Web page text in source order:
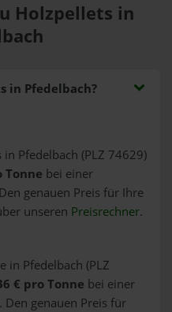
Holzpellets in
in Pfedelbach?
Pfedelbach (PLZ 74629)
Tonne bei einer
genauen Preis für Ihre
unseren Preisrechner.
in Pfedelbach (PLZ
€ pro Tonne bei einer
genauen Preis für